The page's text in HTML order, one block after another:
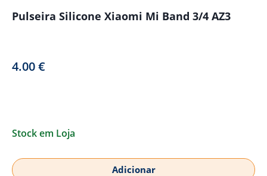
Pulseira Silicone Xiaomi Mi Band 3/4 AZ3
4.00€
Stock em Loja
Adicionar